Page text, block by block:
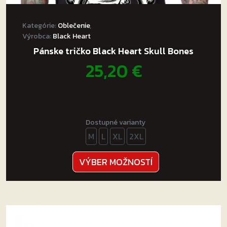
Kategórie:Oblečenie,
Výrobca:Black Heart
Pánske tričko Black Heart Skull Bones
25,20€
Dostupné varianty
M L XL 2XL
VÝBER MOŽNOSTÍ
produkt
má
variantov.